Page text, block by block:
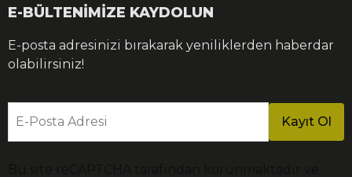
E-BÜLTENİMİZE KAYDOLUN
E-posta adresinizi bırakarak yeniliklerden haberdar
olabilirsiniz!
E-Posta Adresi Kayıt Ol